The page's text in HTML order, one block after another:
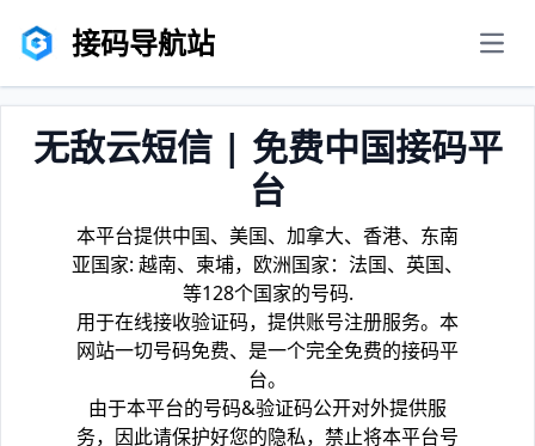
接码导航站
无敌云短信 | 免费中国接码平
台
本平台提供中国、美国、加拿大、香港、东南
亚国家: 越南、柬埔，欧洲国家：法国、英国、
等128个国家的号码.
用于在线接收验证码，提供账号注册服务。本
网站一切号码免费、是一个完全免费的接码平
台。
由于本平台的号码&验证码公开对外提供服
务，因此请保护好您的隐私，禁止将本平台号